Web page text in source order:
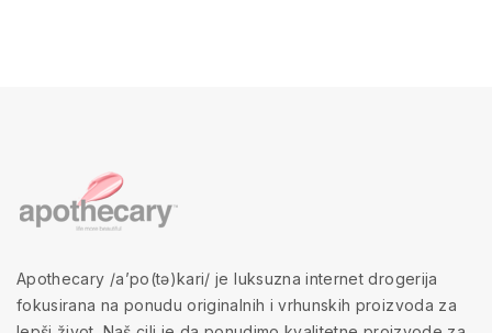
Apothecary /a’po(tə)kari/ je luksuzna internet drogerija
fokusirana na ponudu originalnih i vrhunskih proizvoda za